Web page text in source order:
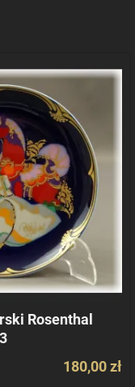
Rosenthal
180,00 zł